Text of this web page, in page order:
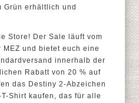
Grün erhältlich und
Store! Der Sale läuft vom
MEZ und bietet euch eine
innerhalb der
Rabatt von 20 % auf
das Destiny 2-Abzeichen
Shirt kaufen, das für alle